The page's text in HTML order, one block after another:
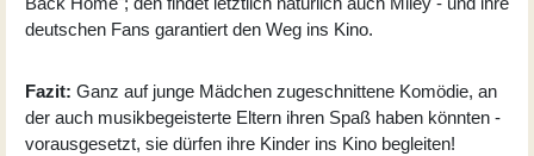
deutschen Fans garantiert den Weg ins Kino.
Fazit: Ganz auf junge Mädchen zugeschnittene Komödie, an
der auch musikbegeisterte Eltern ihren Spaß haben könnten -
vorausgesetzt, sie dürfen ihre Kinder ins Kino begleiten!